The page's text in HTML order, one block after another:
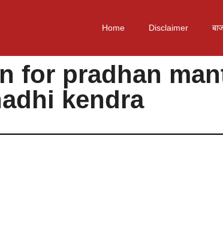
Home Disclaimer
for pradhan
kendra